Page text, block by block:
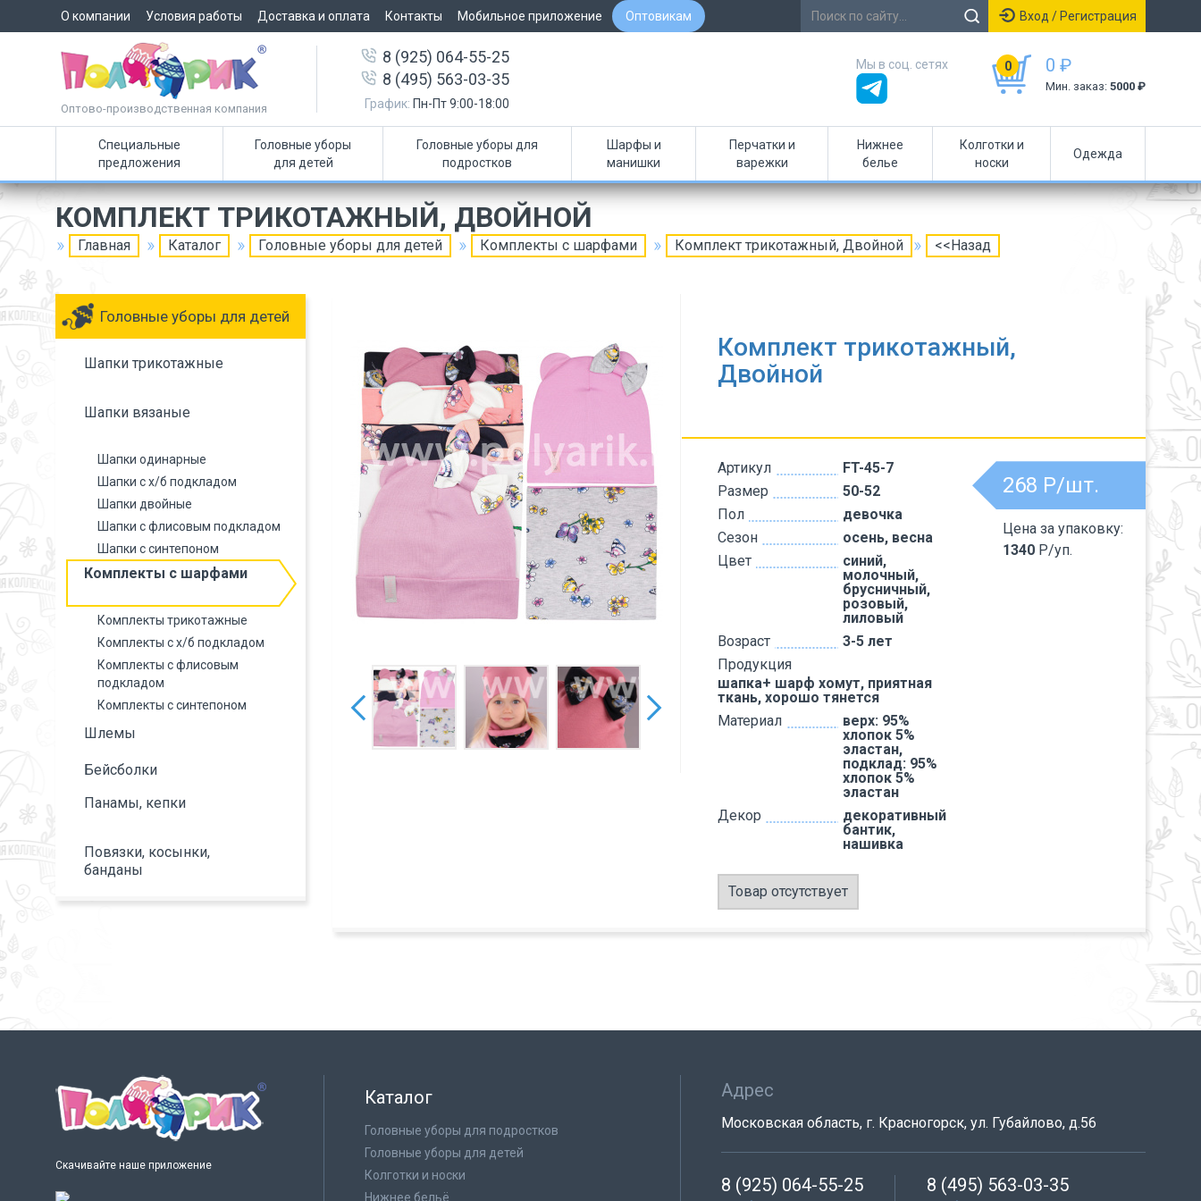
О компании Условия работы Доставка и оплата Контакты Мобильное приложение Оптовикам Вход / Регистрация
Оптово-производственная компания
8 (925) 064-55-25
8 (495) 563-03-35
График: Пн-Пт 9:00-18:00
0 0 ₽
Мин. заказ: 5000 ₽
Мы в соц. сетях
Специальные
предложения
Головные уборы
для детей
Головные уборы для
подростков
Шарфы и
манишки
Перчатки и
варежки
Нижнее
белье
Колготки и
носки
Одежда
КОМПЛЕКТ ТРИКОТАЖНЫЙ, ДВОЙНОЙ
Главная Каталог Головные уборы для детей Комплекты с шарфами Комплект трикотажный, Двойной <<Назад
Головные уборы для детей
Шапки трикотажные
Шапки вязаные
Шапки одинарные
Шапки с х/б подкладом
Шапки двойные
Шапки с флисовым подкладом
Шапки с синтепоном
Комплекты с шарфами
Комплекты трикотажные
Комплекты с х/б подкладом
Комплекты с флисовым
подкладом
Комплекты с синтепоном
Шлемы
Бейсболки
Панамы, кепки
Повязки, косынки,
банданы
Комплект трикотажный,
Двойной
Артикул
FT-45-7
Размер
50-52
Пол
девочка
Сезон
осень, весна
Цвет
синий,
молочный,
брусничный,
розовый,
лиловый
Возраст
3-5 лет
Продукция
шапка+ шарф хомут, приятная
ткань, хорошо тянется
Материал
верх: 95%
хлопок 5%
эластан,
подклад: 95%
хлопок 5%
эластан
Декор
декоративный
бантик,
нашивка
268 Р/шт.
Цена за упаковку:
1340 Р/уп.
Товар отсутствует
Скачивайте наше приложение
Каталог
Головные уборы для подростков
Головные уборы для детей
Колготки и носки
Нижнее бельё
Адрес
Московская область, г. Красногорск, ул. Губайлово, д.56
8 (925) 064-55-25 8 (495) 563-03-35